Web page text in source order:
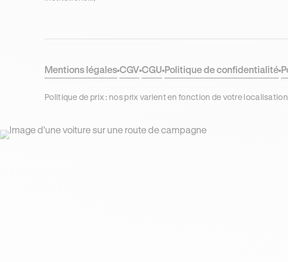
Mentions légales CGV CGU Politique de confidentialité
Politique de prix : nos prix varient en fonction de votre